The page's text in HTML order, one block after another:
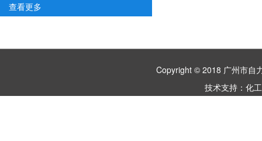
查看更多
Copyright © 2018 广州市
技术支持： 化